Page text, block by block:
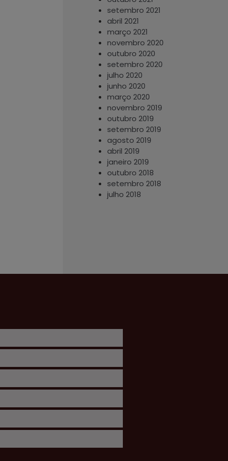
setembro 2021
abril 2021
março 2021
novembro 2020
outubro 2020
setembro 2020
julho 2020
junho 2020
março 2020
novembro 2019
outubro 2019
setembro 2019
agosto 2019
abril 2019
janeiro 2019
outubro 2018
setembro 2018
julho 2018